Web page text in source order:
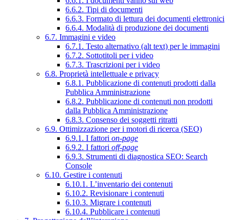
6.6.2. Tipi di documenti
6.6.3. Formato di lettura dei documenti elettronici
6.6.4. Modalità di produzione dei documenti
6.7. Immagini e video
6.7.1. Testo alternativo (alt text) per le immagini
6.7.2. Sottotitoli per i video
6.7.3. Trascrizioni per i video
6.8. Proprietà intellettuale e privacy
6.8.1. Pubblicazione di contenuti prodotti dalla
Pubblica Amministrazione
6.8.2. Pubblicazione di contenuti non prodotti
dalla Pubblica Amministrazione
6.8.3. Consenso dei soggetti ritratti
6.9. Ottimizzazione per i motori di ricerca (SEO)
6.9.1. I fattori on-page
6.9.2. I fattori off-page
6.9.3. Strumenti di diagnostica SEO: Search
Console
6.10. Gestire i contenuti
6.10.1. L’inventario dei contenuti
6.10.2. Revisionare i contenuti
6.10.3. Migrare i contenuti
6.10.4. Pubblicare i contenuti